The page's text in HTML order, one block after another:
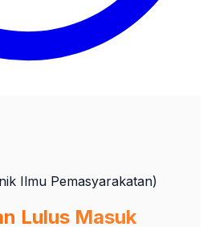
Ilmu Pemasyarakatan)
Lulus Masuk